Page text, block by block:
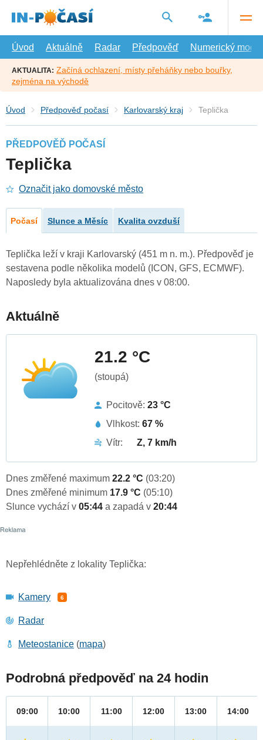
hlavní
Úvod
Aktuálně Radar Předpověď Numerický model
AKTUALITA: Začíná ochlazení, místy přeháňky nebo bouřky,
zejména na východě
Úvod Předpověď počasí Karlovarský kraj Teplička
PŘEDPOVĚĎ POČASÍ
Teplička
Označit jako domovské město
Počasí Slunce a Měsíc Kvalita ovzduší
Teplička leží v kraji Karlovarský (451 m n. m.). Předpověď je
sestavena podle několika modelů (ICON, GFS, ECMWF).
Naposledy byla aktualizována dnes v 08:00.
Aktuálně
21.2 °C
(stoupá)
Pocitově: 23 °C
Vlhkost: 67 %
Vítr:
Z, 7 km/h
Dnes změřené maximum 22.2 °C (03:20)
Dnes změřené minimum 17.9 °C (05:10)
Slunce vychází v 05:44 a zapadá v 20:44
Nepřehlédněte z lokality Teplička:
Kamery 6
Radar
Meteostanice (mapa)
Podrobná předpověď na 24 hodin
09:00 10:00 11:00 12:00 13:00 14:00